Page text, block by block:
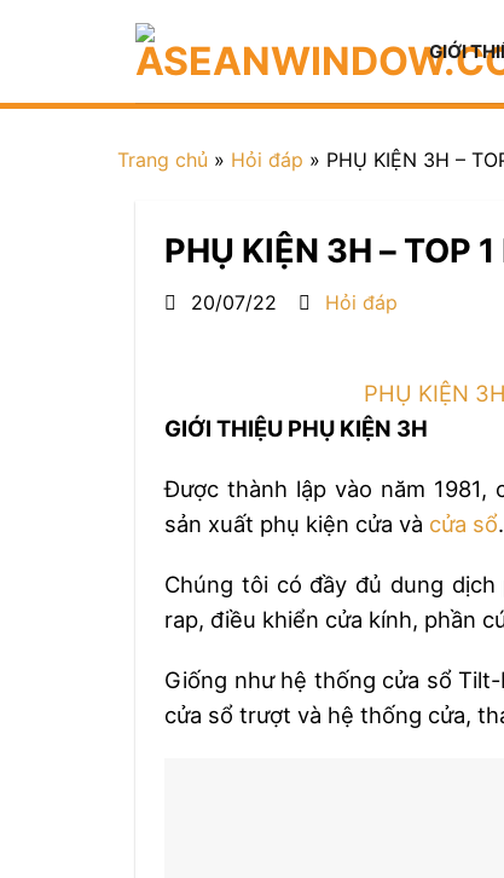
GIỚI
Trang chủ » Hỏi đáp » PHỤ KIỆN 3H –
PHỤ KIỆN 3H – TOP
20/07/22 Hỏi đáp
PHỤ KIỆN 3H
GIỚI THIỆU PHỤ KIỆN 3H
Được thành lập vào năm
sản xuất phụ kiện cửa và cửa sổ.
Chúng tôi có đầy đủ dung dịch
rap, điều khiển cửa kính, phần
Giống như hệ thống cửa sổ
cửa sổ trượt và hệ thống cửa,